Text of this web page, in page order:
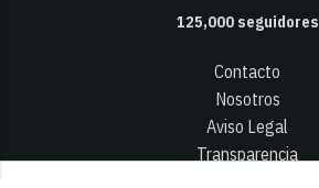
125,000seguidores
Contacto
Nosotros
Aviso Legal
Transparencia